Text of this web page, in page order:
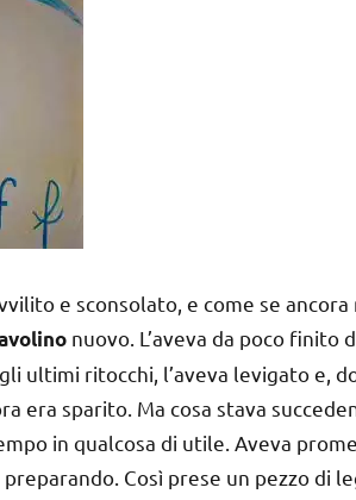
e sconsolato, e come se
nuovo. L’aveva da poco finito
ultimi ritocchi, l’aveva levigato e,
era sparito. Ma cosa stava
in qualcosa di utile. Aveva
Così prese un pezzo di